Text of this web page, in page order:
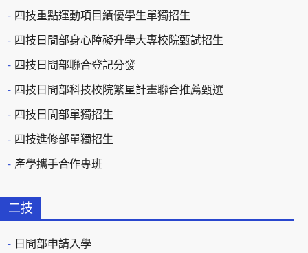
四技重點運動項目績優學生單獨招生
四技日間部身心障礙升學大專校院甄試招生
四技日間部聯合登記分發
四技日間部科技校院繁星計畫聯合推薦甄選
四技日間部單獨招生
四技進修部單獨招生
產學攜手合作專班
二技
日間部申請入學